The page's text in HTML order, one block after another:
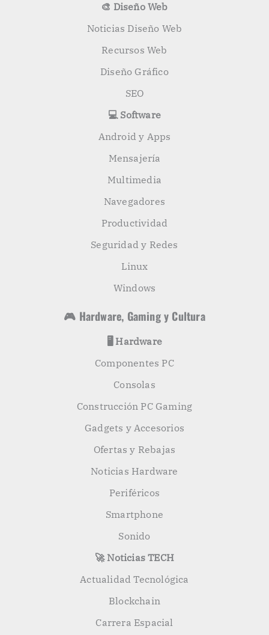
🎨 Diseño Web
Noticias Diseño Web
Recursos Web
Diseño Gráfico
SEO
💻 Software
Android y Apps
Mensajería
Multimedia
Navegadores
Productividad
Seguridad y Redes
Linux
Windows
🎮 Hardware, Gaming y Cultura
🖥️ Hardware
Componentes PC
Consolas
Construcción PC Gaming
Gadgets y Accesorios
Ofertas y Rebajas
Noticias Hardware
Periféricos
Smartphone
Sonido
🚀 Noticias TECH
Actualidad Tecnológica
Blockchain
Carrera Espacial